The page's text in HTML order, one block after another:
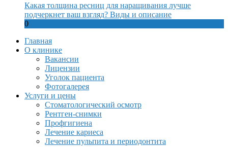
Какая толщина ресниц для наращивания лучше
подчеркнет ваш взгляд? Виды и описание
0
Главная
О клинике
Вакансии
Лицензии
Уголок пациента
Фотогалерея
Услуги и цены
Стоматологический осмотр
Рентген-снимки
Профгигиена
Лечение кариеса
Лечение пульпита и периодонтита